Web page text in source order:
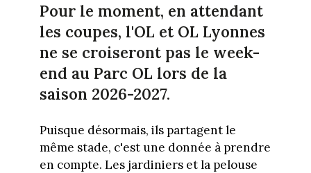
Pour le moment, en attendant
les coupes, l'OL et OL Lyonnes
ne se croiseront pas le week-
end au Parc OL lors de la
saison 2026-2027.
Puisque désormais, ils partagent le
même stade, c'est une donnée à prendre
en compte. Les jardiniers et la pelouse